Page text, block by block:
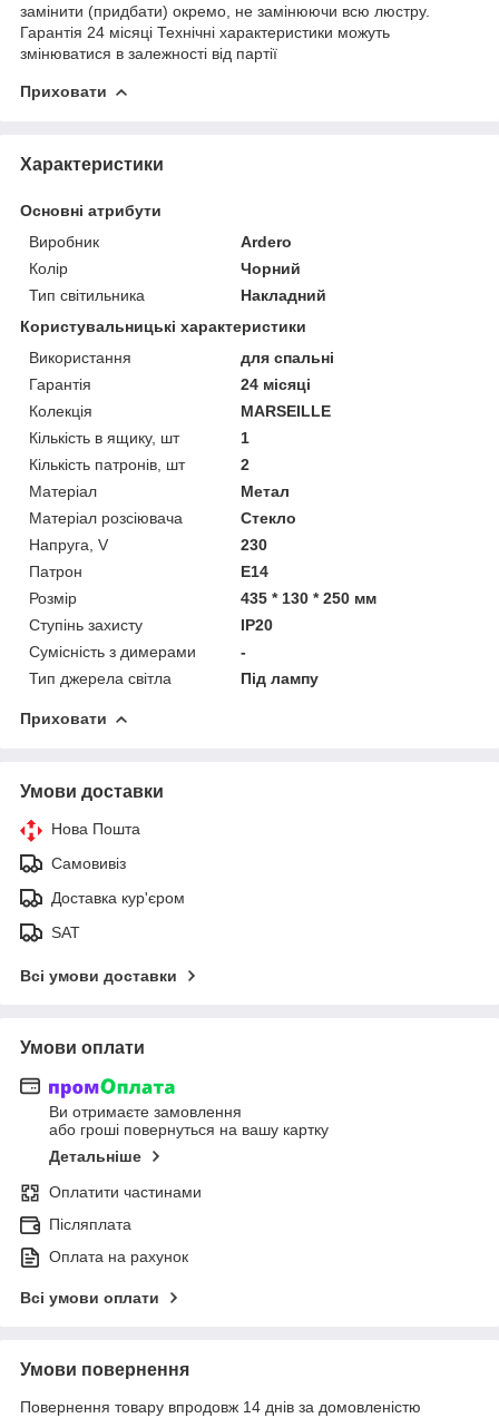
замінити (придбати) окремо, не замінюючи всю люстру.
Гарантія 24 місяці Технічні характеристики можуть
змінюватися в залежності від партії
Приховати
Характеристики
Основні атрибути
Виробник
Ardero
Колір
Чорний
Тип світильника
Накладний
Користувальницькі характеристики
Використання
для спальні
Гарантія
24 місяці
Колекція
MARSEILLE
Кількість в ящику, шт
1
Кількість патронів, шт
2
Матеріал
Метал
Матеріал розсіювача
Стекло
Напруга, V
230
Патрон
E14
Розмір
435 * 130 * 250 мм
Ступінь захисту
IP20
Сумісність з димерами
-
Тип джерела світла
Під лампу
Приховати
Умови доставки
Нова Пошта
Самовивіз
Доставка кур'єром
SAT
Всі умови доставки
Умови оплати
Ви отримаєте замовлення
або гроші повернуться на вашу картку
Детальніше
Оплатити частинами
Післяплата
Оплата на рахунок
Всі умови оплати
Умови повернення
Повернення товару впродовж 14 днів за домовленістю